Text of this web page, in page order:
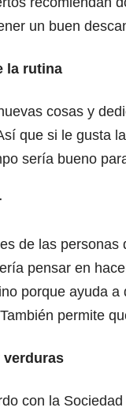
un buen
la rutina
cosas y
que si le gusta
sería bueno
de las personas
pensar en
porque ayuda
permite
verduras
con la